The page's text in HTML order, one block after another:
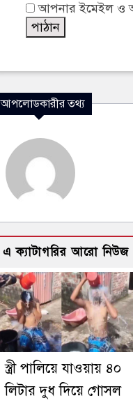
আপনার ইমেইল ও
আপলোডকারীর তথ্য
এ ক্যাটাগরির আরো নিউজ
স্ত্রী পালিয়ে যাওয়ায় ৪০
লিটার দুধ দিয়ে গোসল